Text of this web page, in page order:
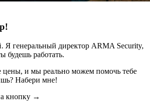
Я генеральный директор ARMA Security,
будешь работать.
цены, и мы реально можем помочь тебе
Набери мне!
кнопку →